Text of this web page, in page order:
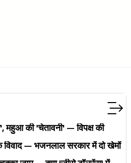
महुआ की 'चेतावनी' — विपक्ष की
से पहले बिखर रही है?
— भजनलाल सरकार में दो खेमों